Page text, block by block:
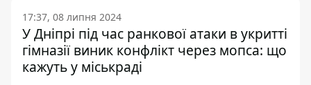
17:37, 08 липня 2024
У Дніпрі під час ранкової атаки в укритті
гімназії виник конфлікт через мопса: що
кажуть у міськраді